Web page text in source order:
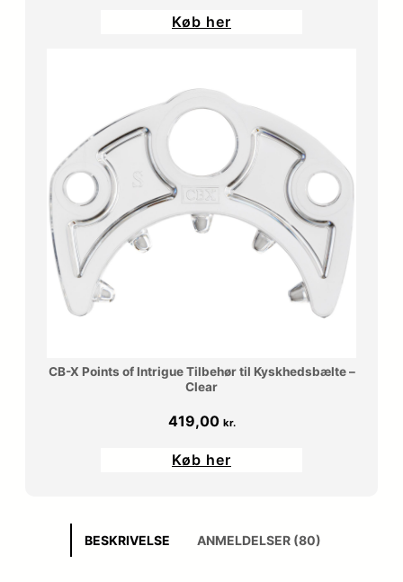
pris
Køb her
CB-X Points of Intrigue Tilbehør til Kyskhedsbælte –
Clear
419,00 kr.
Køb her
BESKRIVELSE ANMELDELSER (80)